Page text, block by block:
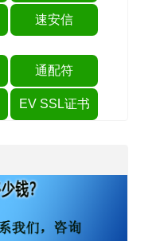
速安信
通配符
EV SSL证书